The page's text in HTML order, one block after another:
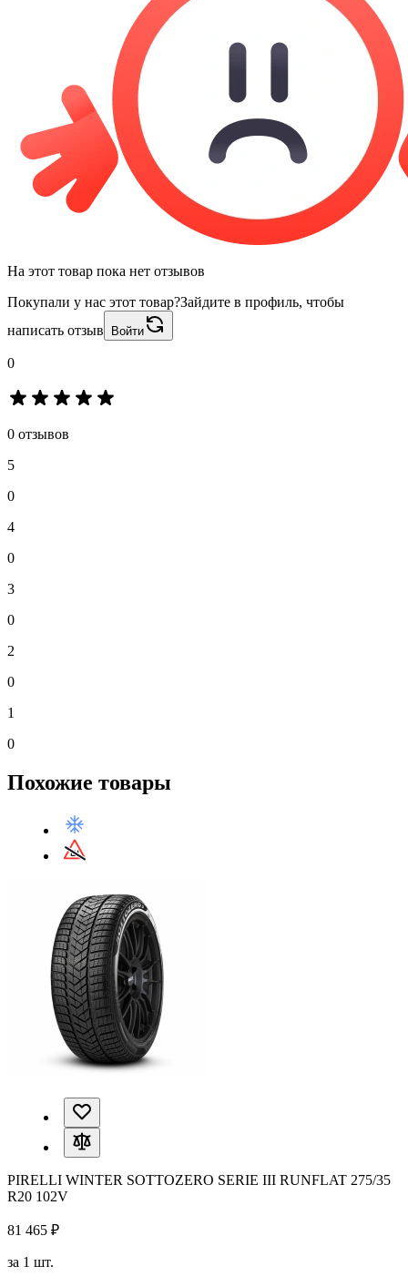
На этот товар пока нет отзывов
Покупали у нас этот товар?Зайдите в профиль, чтобы
написать отзыв
Войти
0
0 отзывов
5
0
4
0
3
0
2
0
1
0
Похожие товары
PIRELLI WINTER SOTTOZERO SERIE III RUNFLAT 275/35
R20 102V
81 465 ₽
за 1 шт.